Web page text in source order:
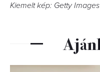
Kiemelt kép: Getty Images